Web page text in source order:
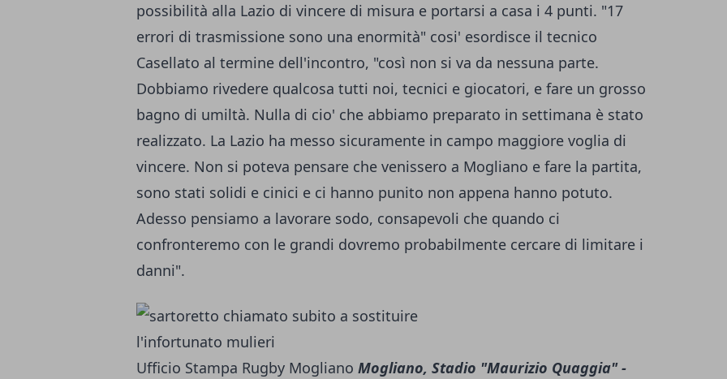
possibilità alla Lazio di vincere di misura e portarsi a casa i 4 punti. "17
errori di trasmissione sono una enormità" cosi' esordisce il tecnico
Casellato al termine dell'incontro, "così non si va da nessuna parte.
Dobbiamo rivedere qualcosa tutti noi, tecnici e giocatori, e fare un grosso
bagno di umiltà. Nulla di cio' che abbiamo preparato in settimana è stato
realizzato. La Lazio ha messo sicuramente in campo maggiore voglia di
vincere. Non si poteva pensare che venissero a Mogliano e fare la partita,
sono stati solidi e cinici e ci hanno punito non appena hanno potuto.
Adesso pensiamo a lavorare sodo, consapevoli che quando ci
confronteremo con le grandi dovremo probabilmente cercare di limitare i
danni".
Ufficio Stampa Rugby Mogliano Mogliano, Stadio "Maurizio Quaggia" -